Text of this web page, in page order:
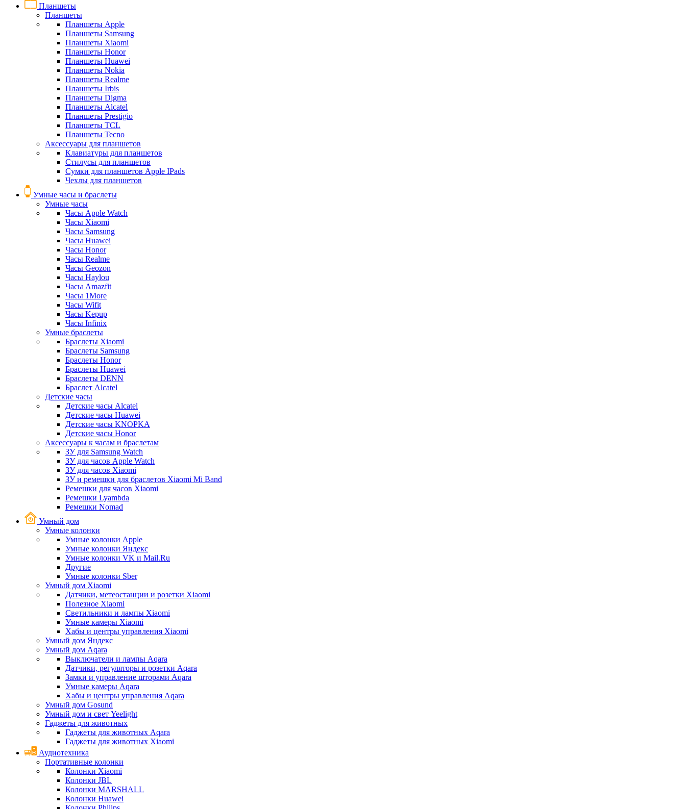
Планшеты
Планшеты
Планшеты Apple
Планшеты Samsung
Планшеты Xiaomi
Планшеты Honor
Планшеты Huawei
Планшеты Nokia
Планшеты Realme
Планшеты Irbis
Планшеты Digma
Планшеты Alcatel
Планшеты Prestigio
Планшеты TCL
Планшеты Tecno
Аксессуары для планшетов
Клавиатуры для планшетов
Стилусы для планшетов
Сумки для планшетов Apple IPads
Чехлы для планшетов
Умные часы и браслеты
Умные часы
Часы Apple Watch
Часы Xiaomi
Часы Samsung
Часы Huawei
Часы Honor
Часы Realme
Часы Geozon
Часы Haylou
Часы Amazfit
Часы 1More
Часы Wifit
Часы Kepup
Часы Infinix
Умные браслеты
Браслеты Xiaomi
Браслеты Samsung
Браслеты Honor
Браслеты Huawei
Браслеты DENN
Браслет Alcatel
Детские часы
Детские часы Alcatel
Детские часы Huawei
Детские часы KNOPKA
Детские часы Honor
Аксессуары к часам и браслетам
ЗУ для Samsung Watch
ЗУ для часов Apple Watch
ЗУ для часов Xiaomi
ЗУ и ремешки для браслетов Xiaomi Mi Band
Ремешки для часов Xiaomi
Ремешки Lyambda
Ремешки Nomad
Умный дом
Умные колонки
Умные колонки Apple
Умные колонки Яндекс
Умные колонки VK и Mail.Ru
Другие
Умные колонки Sber
Умный дом Xiaomi
Датчики, метеостанции и розетки Xiaomi
Полезное Xiaomi
Светильники и лампы Xiaomi
Умные камеры Xiaomi
Хабы и центры управления Xiaomi
Умный дом Яндекс
Умный дом Aqara
Выключатели и лампы Aqara
Датчики, регуляторы и розетки Aqara
Замки и управление шторами Aqara
Умные камеры Aqara
Хабы и центры управления Aqara
Умный дом Gosund
Умный дом и свет Yeelight
Гаджеты для животных
Гаджеты для животных Aqara
Гаджеты для животных Xiaomi
Аудиотехника
Портативные колонки
Колонки Xiaomi
Колонки JBL
Колонки MARSHALL
Колонки Huawei